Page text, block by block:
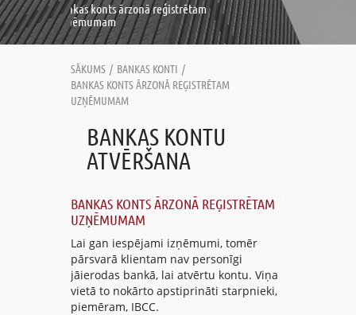
Bankas konts ārzonā reģistrētam
uzņēmumam
SĀKUMS / BANKAS KONTI /
BANKAS KONTS ĀRZONĀ REĢISTRĒTAM
UZŅĒMUMAM
BANKAS KONTU
ATVĒRŠANA
BANKAS KONTS ĀRZONĀ REĢISTRĒTAM
UZŅĒMUMAM
Lai gan iespējami izņēmumi, tomēr
pārsvarā klientam nav personīgi
jāierodas bankā, lai atvērtu kontu. Viņa
vietā to nokārto apstiprināti starpnieki,
piemēram, IBCC.